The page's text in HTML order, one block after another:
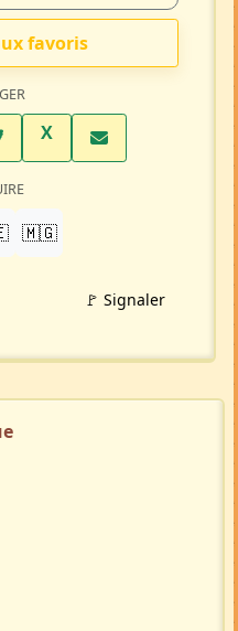
favoris
Facebook
XTwitter X
🇲🇬
🚩 Signaler